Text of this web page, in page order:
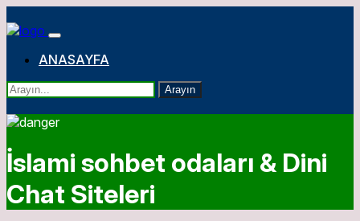
ANASAYFA
Arayın
İslami sohbet odaları & Dini
Chat Siteleri